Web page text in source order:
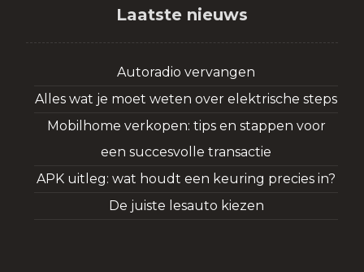
Laatste nieuws
Autoradio vervangen
Alles wat je moet weten over elektrische steps
Mobilhome verkopen: tips en stappen voor
een succesvolle transactie
APK uitleg: wat houdt een keuring precies in?
De juiste lesauto kiezen